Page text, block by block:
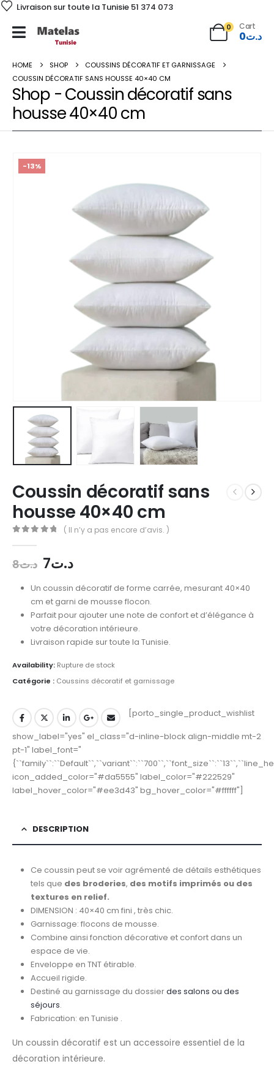
Livraison sur toute la Tunisie 51 374 073
0 Cart
د.ت0
HOME SHOP
COUSSINS DÉCORATIF ET GARNISSAGE
COUSSIN DÉCORATIF SANS HOUSSE 40×40 CM
Shop - Coussin décoratif sans
housse 40×40 cm
-13%
Coussin décoratif sans
housse 40×40 cm
( Il n’y a pas encore d’avis. )
د.ت8 د.ت7
Un coussin décoratif de forme carrée, mesurant 40×40
cm et garni de mousse flocon.
Parfait pour ajouter une note de confort et d’élégance à
votre décoration intérieure.
Livraison rapide sur toute la Tunisie.
Availability: Rupture de stock
Catégorie : Coussins décoratif et garnissage
[porto_single_product_wishlist
show_label="yes" el_class="d-inline-block align-middle mt-2
pt-1" label_font="
icon_added_color="#da5555" label_color="#222529"
label_hover_color="#ee3d43" bg_hover_color="#ffffff"]
DESCRIPTION
Ce coussin peut se voir agrémenté de détails esthétiques
tels que des broderies, des motifs imprimés ou des
textures en relief.
DIMENSION : 40×40 cm fini , très chic.
Garnissage: flocons de mousse.
Combine ainsi fonction décorative et confort dans un
espace de vie.
Enveloppe en TNT étirable.
Accueil rigide.
Destiné au garnissage du dossierdes salons ou des
séjours.
Fabrication: en Tunisie .
Un coussin décoratif est un accessoire essentiel de la
décoration intérieure.